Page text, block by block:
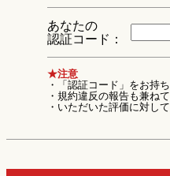
あなたの
認証コード：
★注意
・「認証コード」をお持
・規約違反の報告も兼ね
・いただいた評価に対し